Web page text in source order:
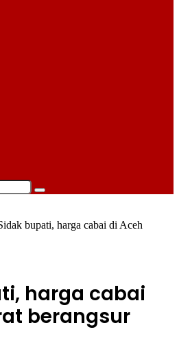
Cari
bupati, harga cabai di Aceh
harga cabai
berangsur